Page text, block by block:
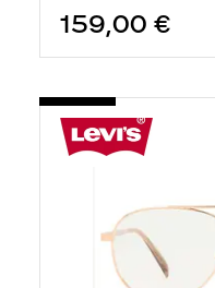
159,00 €